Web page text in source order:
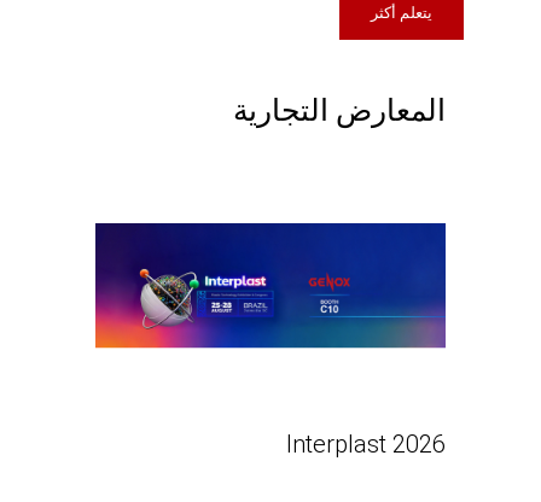
يتعلم أكثر
المعارض التجارية
Interplast 2026